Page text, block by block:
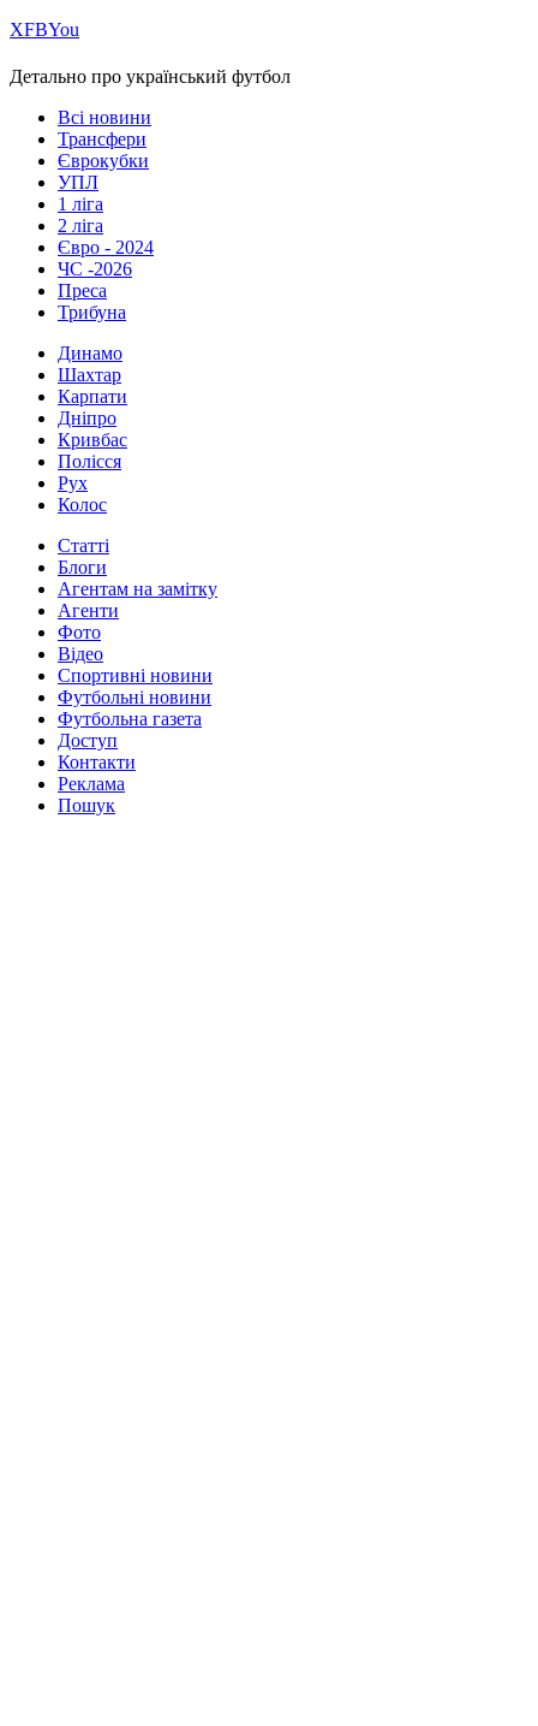
ХFBYou
Детально про український футбол
Всі новини
Трансфери
Єврокубки
УПЛ
1 ліга
2 ліга
Євро - 2024
ЧС -2026
Преса
Трибуна
Динамо
Шахтар
Карпати
Дніпро
Кривбас
Полісся
Рух
Колос
Статті
Блоги
Агентам на замітку
Агенти
Фото
Відео
Спортивні новини
Футбольні новини
Футбольна газета
Доступ
Контакти
Реклама
Пошук